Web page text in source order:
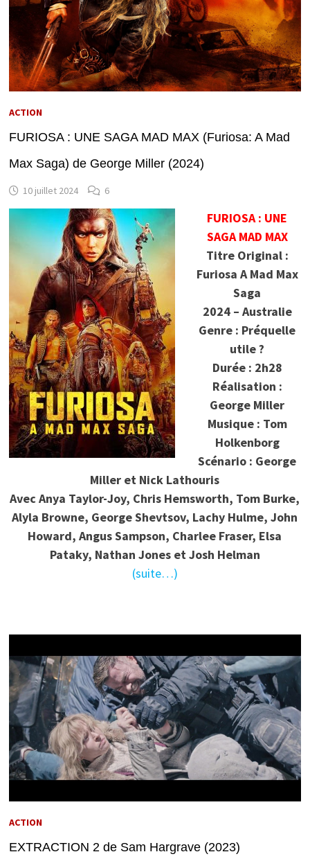
ACTION
FURIOSA : UNE SAGA MAD MAX (Furiosa: A Mad
Max Saga) de George Miller (2024)
10 juillet 2024 6
FURIOSA : UNE
SAGA MAD MAX
Titre Original :
Furiosa A Mad Max
Saga
2024 – Australie
Genre : Préquelle
utile ?
Durée : 2h28
Réalisation :
George Miller
Musique : Tom
Holkenborg
Scénario : George
Miller et Nick Lathouris
Avec Anya Taylor-Joy, Chris Hemsworth, Tom Burke,
Alyla Browne, George Shevtsov, Lachy Hulme, John
Howard, Angus Sampson, Charlee Fraser, Elsa
Pataky, Nathan Jones et Josh Helman
(suite…)
ACTION
EXTRACTION 2 de Sam Hargrave (2023)